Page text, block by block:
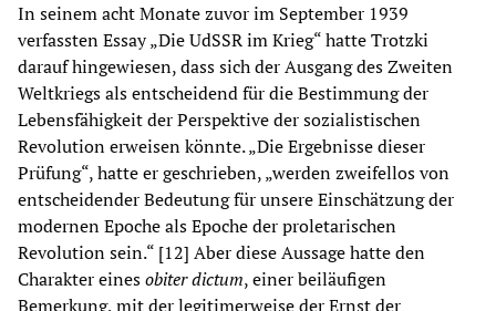
In seinem acht Monate zuvor im September 1939
verfassten Essay „Die UdSSR im Krieg“ hatte Trotzki
darauf hingewiesen, dass sich der Ausgang des Zweiten
Weltkriegs als entscheidend für die Bestimmung der
Lebensfähigkeit der Perspektive der sozialistischen
Revolution erweisen könnte. „Die Ergebnisse dieser
Prüfung“, hatte er geschrieben, „werden zweifellos von
entscheidender Bedeutung für unsere Einschätzung der
modernen Epoche als Epoche der proletarischen
Revolution sein.“ [12] Aber diese Aussage hatte den
Charakter einesobiter dictum, einer beiläufigen
Bemerkung, mit der legitimerweise der Ernst der